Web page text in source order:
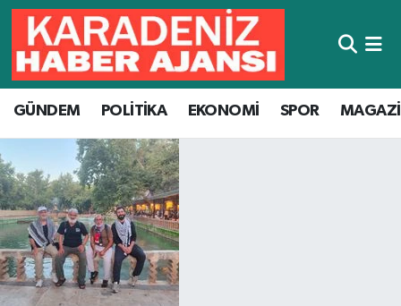
GÜNDEM POLİTİKA EKONOMİ SPOR
Hava Durumu
Trafik Durumu
Süper Lig Puan Durumu ve Fikstür
Tüm Manşetler
Son Dakika Haberleri
Haber Arşivi